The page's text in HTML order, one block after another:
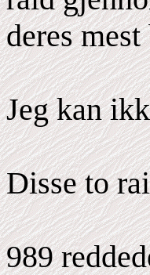
deres
Jeg kan
Disse to
989